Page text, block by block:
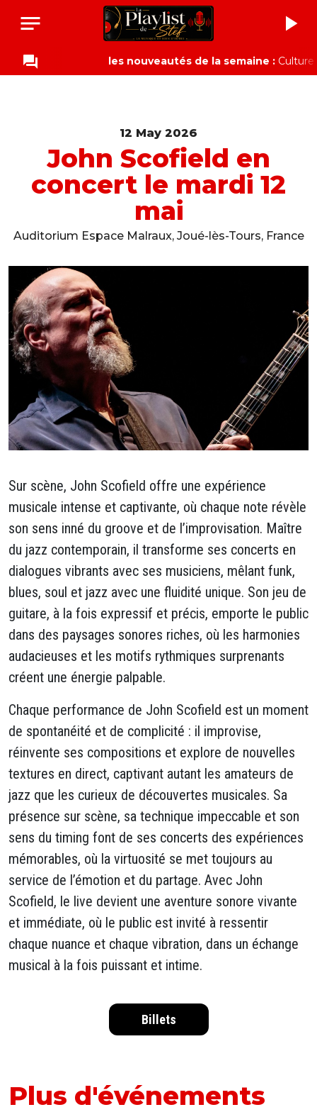
notes play_arrow
question_answer les nouveautés de la semaine :Culture
12 May 2026
John Scofield en
concert le mardi 12
mai
Auditorium Espace Malraux, Joué-lès-Tours, France
Sur scène, John Scofield offre une expérience
musicale intense et captivante, où chaque note révèle
son sens inné du groove et de l’improvisation. Maître
du jazz contemporain, il transforme ses concerts en
dialogues vibrants avec ses musiciens, mêlant funk,
blues, soul et jazz avec une fluidité unique. Son jeu de
guitare, à la fois expressif et précis, emporte le public
dans des paysages sonores riches, où les harmonies
audacieuses et les motifs rythmiques surprenants
créent une énergie palpable.
Chaque performance de John Scofield est un moment
de spontanéité et de complicité : il improvise,
réinvente ses compositions et explore de nouvelles
textures en direct, captivant autant les amateurs de
jazz que les curieux de découvertes musicales. Sa
présence sur scène, sa technique impeccable et son
sens du timing font de ses concerts des expériences
mémorables, où la virtuosité se met toujours au
service de l’émotion et du partage. Avec John
Scofield, le live devient une aventure sonore vivante
et immédiate, où le public est invité à ressentir
chaque nuance et chaque vibration, dans un échange
musical à la fois puissant et intime.
Billets
Plus d'événements